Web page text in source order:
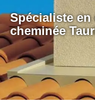
Spécialiste
cheminée